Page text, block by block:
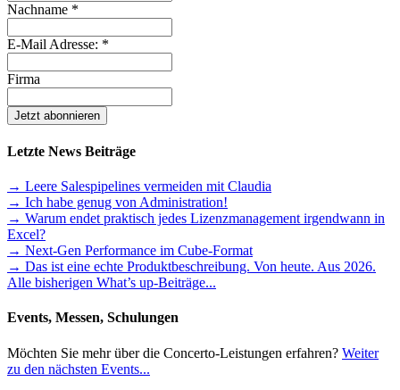
Nachname *
E-Mail Adresse: *
Firma
Letzte News Beiträge
→ Leere Salespipelines vermeiden mit Claudia
→ Ich habe genug von Administration!
→ Warum endet praktisch jedes Lizenzmanagement irgendwann in
Excel?
→ Next-Gen Performance im Cube-Format
→ Das ist eine echte Produktbeschreibung. Von heute. Aus 2026.
Alle bisherigen What’s up-Beiträge...
Events, Messen, Schulungen
Möchten Sie mehr über die Concerto-Leistungen erfahren? Weiter
zu den nächsten Events...